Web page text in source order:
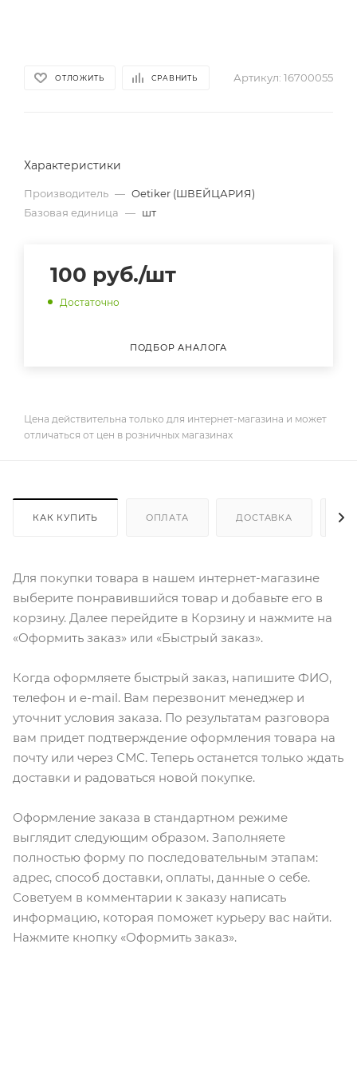
ОТЛОЖИТЬ СРАВНИТЬ Артикул: 16700055
Характеристики
Производитель — Oetiker (ШВЕЙЦАРИЯ)
Базовая единица — шт
100 руб./шт
Достаточно
ПОДБОР АНАЛОГА
Цена действительна только для интернет-магазина и может
отличаться от цен в розничных магазинах
КАК КУПИТЬ ОПЛАТА ДОСТАВКА
Для покупки товара в нашем интернет-магазине
выберите понравившийся товар и добавьте его в
корзину. Далее перейдите в Корзину и нажмите на
«Оформить заказ» или «Быстрый заказ».
Когда оформляете быстрый заказ, напишите ФИО,
телефон и e-mail. Вам перезвонит менеджер и
уточнит условия заказа. По результатам разговора
вам придет подтверждение оформления товара на
почту или через СМС. Теперь останется только ждать
доставки и радоваться новой покупке.
Оформление заказа в стандартном режиме
выглядит следующим образом. Заполняете
полностью форму по последовательным этапам:
адрес, способ доставки, оплаты, данные о себе.
Советуем в комментарии к заказу написать
информацию, которая поможет курьеру вас найти.
Нажмите кнопку «Оформить заказ».